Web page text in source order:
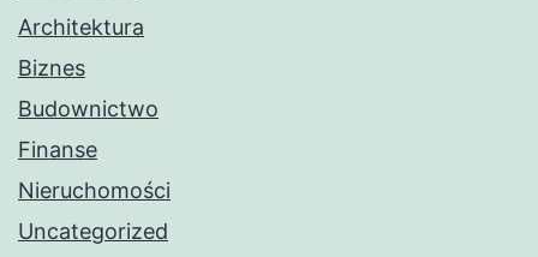
Architektura
Biznes
Budownictwo
Finanse
Nieruchomości
Uncategorized